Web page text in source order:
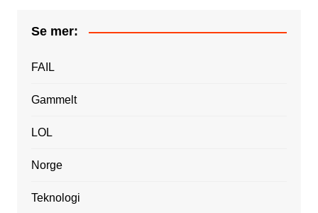
Se mer:
FAIL
Gammelt
LOL
Norge
Teknologi